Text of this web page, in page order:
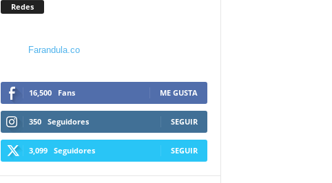
Redes
Farandula.co
16,500 Fans ME GUSTA
350 Seguidores SEGUIR
3,099 Seguidores SEGUIR